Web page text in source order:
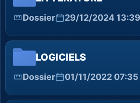
Dossier 29/12/2024 13:39
LOGICIELS
Dossier 01/11/2022 07:35